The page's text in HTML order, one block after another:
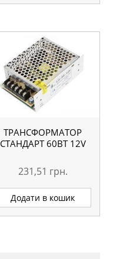
ТРАНСФОРМАТОР
СТАНДАРТ 60ВТ 12V
231,51 грн.
Додати в кошик